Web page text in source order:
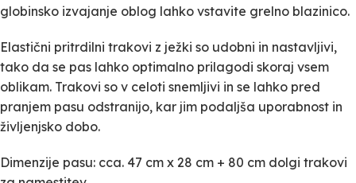
globinsko izvajanje oblog lahko vstavite grelno blazinico.
Elastični pritrdilni trakovi z ježki so udobni in nastavljivi,
tako da se pas lahko optimalno prilagodi skoraj vsem
oblikam. Trakovi so v celoti snemljivi in se lahko pred
pranjem pasu odstranijo, kar jim podaljša uporabnost in
življenjsko dobo.
Dimenzije pasu: cca. 47 cm x 28 cm + 80 cm dolgi trakovi